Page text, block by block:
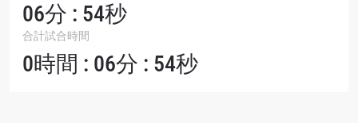
06分 : 54秒
合計試合時間
0時間 : 06分 : 54秒